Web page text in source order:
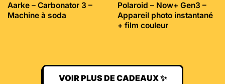
Aarke – Carbonator 3 –
Machine à soda
Polaroid – Now+ Gen3 –
Appareil photo instantané
+ film couleur
VOIR PLUS DE CADEAUX ✨